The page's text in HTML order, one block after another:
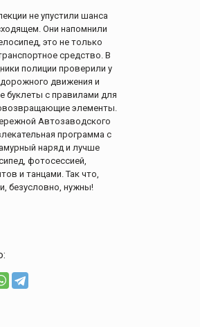
не упустили шанса
Они напомнили
это не только
средство. В
полиции проверили у
движения и
буклеты с правилами для
элементы.
Автозаводского
программа с
наряд и лучше
фотосессией,
и танцами. Так что,
безусловно, нужны!